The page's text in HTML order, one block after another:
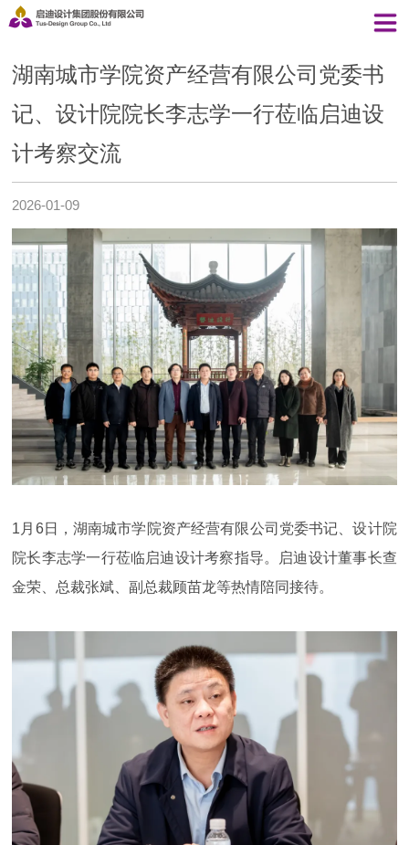
湖南城市学院资产经营有限公司党委书
记、设计院院长李志学一行莅临启迪设
计考察交流
2026-01-09
1月6日，湖南城市学院资产经营有限公司党委书记、设计院
院长李志学一行莅临启迪设计考察指导。启迪设计董事长查
金荣、总裁张斌、副总裁顾苗龙等热情陪同接待。